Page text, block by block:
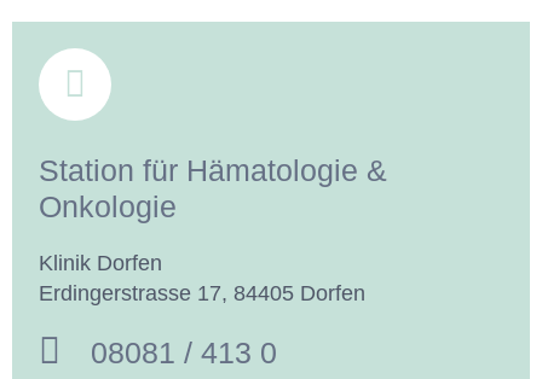
Station für Hämatologie &
Onkologie
Klinik Dorfen
Erdingerstrasse 17, 84405 Dorfen
08081 / 413 0